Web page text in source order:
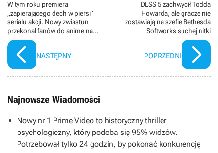
W tym roku premiera
„zapierającego dech w piersi”
serialu akcji. Nowy zwiastun
przekonał fanów do anime na
podstawie Sekiro
NASTĘPNY
DLSS 5 zachwycił Todda
Howarda, ale gracze nie
zostawiają na szefie Bethesda
Softworks suchej nitki
POPRZEDNI
Najnowsze Wiadomości
Nowy nr 1 Prime Video to historyczny thriller
psychologiczny, który podoba się 95% widzów.
Potrzebował tylko 24 godzin, by pokonać konkurencję